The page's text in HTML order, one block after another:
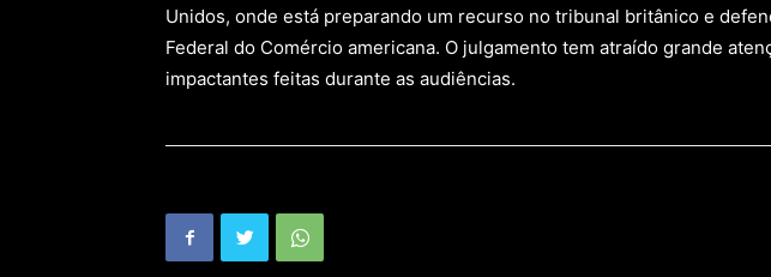
Unidos, onde está preparando um recurso no tribunal britânico e
Federal do Comércio americana. O julgamento tem atraído grande
impactantes feitas durante as audiências.